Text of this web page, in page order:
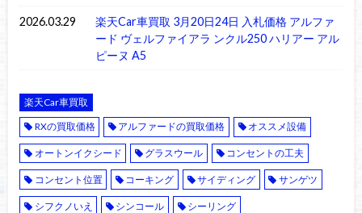
2026.03.29
楽天Car車買取 3月20日24日 入札価格 アルファ
ード ヴェルファイアラ ンクル250 ハリアー アル
ピーヌ A5
楽天Car車買取
RXの買取価格
アルファードの買取価格 オススメ設備
オートンイクシード グラスウール コンセントの工夫
コンセント位置 コーキング サイディング サンゲツ
シフクノいえ シンコール シーリング